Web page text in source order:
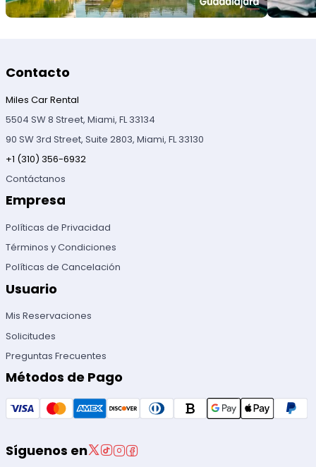
Contacto
Miles Car Rental
5504 SW 8 Street, Miami, FL 33134
90 SW 3rd Street, Suite 2803, Miami, FL 33130
+1 (310) 356-6932
Contáctanos
Empresa
Políticas de Privacidad
Términos y Condiciones
Políticas de Cancelación
Usuario
Mis Reservaciones
Solicitudes
Preguntas Frecuentes
Métodos de Pago
Síguenos en